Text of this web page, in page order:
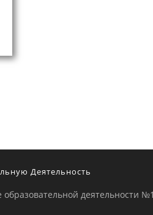
Деятельность
деятельности